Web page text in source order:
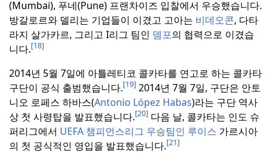
(Mumbai), 푸네(Pune) 프랜차이즈 입찰에서 우승했습니다.
방갈로르와 델리는 기업들이 이겼고 고아는 비데오콘, 다타
라지 살가카르, 그리고 I리그 팀인 뎀포의 협력으로 이겼습
니다.[18]
2014년 5월 7일에 아틀레티코 콜카타를 연고로 하는 콜카타
구단이 공식 출범했습니다.[19] 2014년 7월 7일, 구단은 안토
니오 로페스 하바스(Antonio López Habas)라는 구단 역사
상 첫 사령탑을 발표했습니다.[20] 다음 날, 콜카타는 인도 슈
퍼리그에서 UEFA 챔피언스리그 우승팀인 루이스 가르시아
의 첫 공식적인 영입을 발표했습니다.[21]